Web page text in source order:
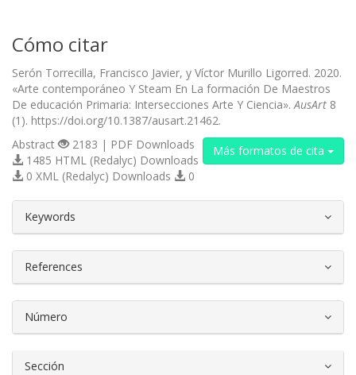
Cómo citar
Serón Torrecilla, Francisco Javier, y Víctor Murillo Ligorred. 2020.
«Arte contemporáneo Y Steam En La formación De Maestros
De educación Primaria: Intersecciones Arte Y Ciencia».AusArt 8
(1). https://doi.org/10.1387/ausart.21462.
Más formatos de cita
Abstract
2183 | PDF Downloads
1485 HTML (Redalyc) Downloads
0 XML (Redalyc) Downloads
0
Keywords
References
Número
Sección